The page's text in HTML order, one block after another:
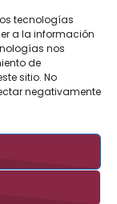
tecnologías
a la información
nos
de
sitio. No
negativamente